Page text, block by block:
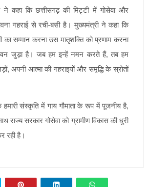
ने कहा कि छत्तीसगढ़ की मिट्टी में गोसेवा और
गहराई से रची-बसी है। मुख्यमंत्री ने कहा कि
सम्मान करना उस मातृशक्ति को प्रणाम करना
जुड़ा है। जब हम इन्हें नमन करते हैं, तब हम
अपनी आत्मा की गहराइयों और समृद्धि के स्रोतों
संस्कृति में गाय गौमाता के रूप में पूजनीय है,
राज्य सरकार गोसेवा को ग्रामीण विकास की धुरी
रही है।